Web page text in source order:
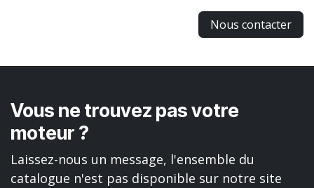
Nous contacter
Vous ne trouvez pas votre
moteur ?
Laissez-nous un message, l'ensemble du
catalogue n'est pas disponible sur notre site